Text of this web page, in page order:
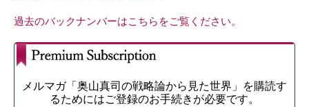
過去のバックナンバーはこちらをご覧ください。
メルマガ「奥山真司の戦略論から見た世界」を購読す
るためにはご登録のお手続きが必要です。